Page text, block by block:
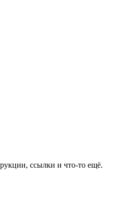
ссылки и что-то ещё.